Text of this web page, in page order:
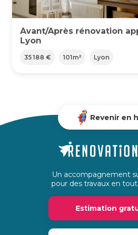
Avant/Après rénovation
Lyon
35 188 € 101m² Lyon
Revenir en
Un accompagnement
pour des travaux en
Estimation